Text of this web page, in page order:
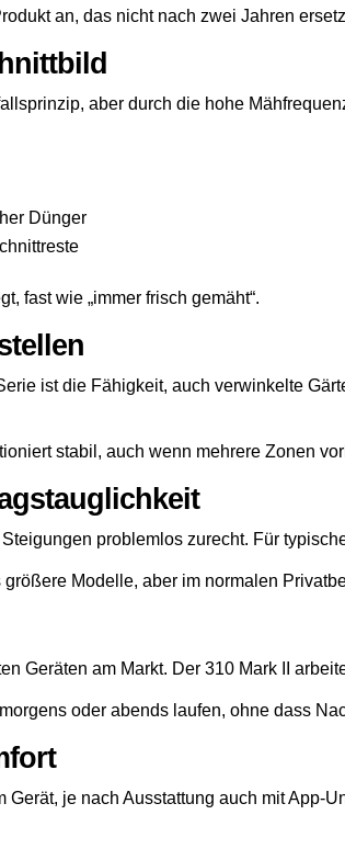
an, das nicht nach zwei Jahren
aber durch die hohe
Dünger
fast wie „immer frisch gemäht“.
ist die Fähigkeit, auch verwinkelte
stabil, auch wenn mehrere Zonen
problemlos zurecht. Für
Modelle, aber im normalen
Geräten am Markt. Der 310 Mark II
oder abends laufen, ohne dass
Gerät, je nach Ausstattung auch mit